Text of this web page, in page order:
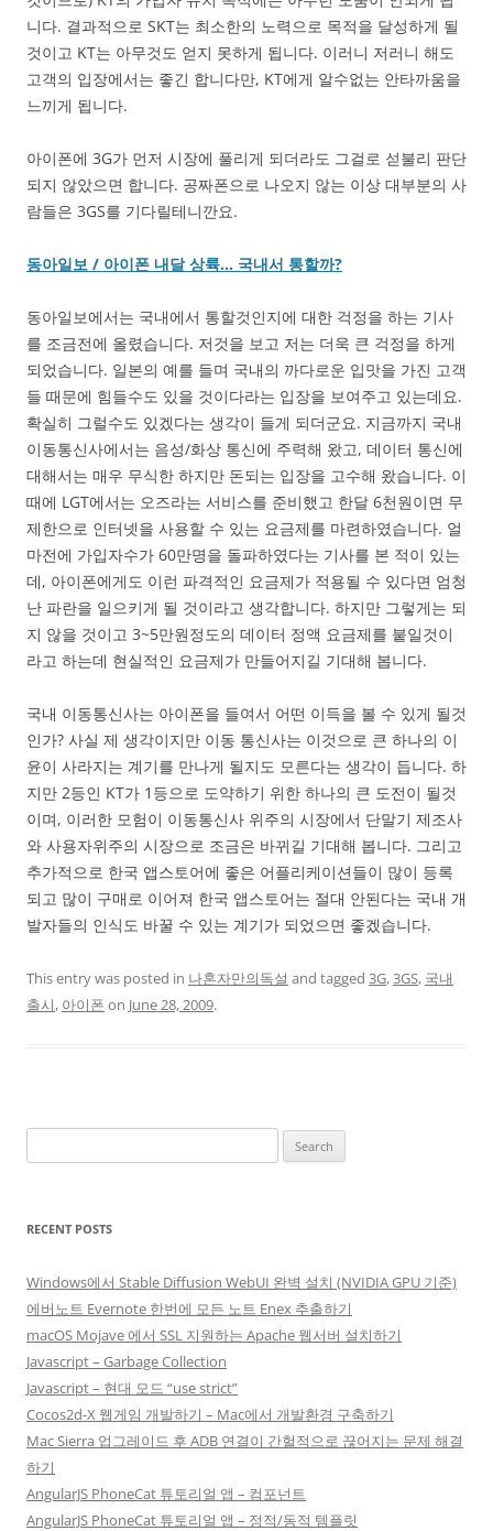
니다. 결과적으로 SKT는 최소한의 노력으로 목적을 달성하게 될
것이고 KT는 아무것도 얻지 못하게 됩니다. 이러니 저러니 해도
고객의 입장에서는 좋긴 합니다만, KT에게 알수없는 안타까움을
느끼게 됩니다.
아이폰에 3G가 먼저 시장에 풀리게 되더라도 그걸로 섣불리 판단
되지 않았으면 합니다. 공짜폰으로 나오지 않는 이상 대부분의 사
람들은 3GS를 기다릴테니깐요.
동아일보 / 아이폰 내달 상륙… 국내서 통할까?
동아일보에서는 국내에서 통할것인지에 대한 걱정을 하는 기사
를 조금전에 올렸습니다. 저것을 보고 저는 더욱 큰 걱정을 하게
되었습니다. 일본의 예를 들며 국내의 까다로운 입맛을 가진 고객
들 때문에 힘들수도 있을 것이다라는 입장을 보여주고 있는데요.
확실히 그럴수도 있겠다는 생각이 들게 되더군요. 지금까지 국내
이동통신사에서는 음성/화상 통신에 주력해 왔고, 데이터 통신에
대해서는 매우 무식한 하지만 돈되는 입장을 고수해 왔습니다. 이
때에 LGT에서는 오즈라는 서비스를 준비했고 한달 6천원이면 무
제한으로 인터넷을 사용할 수 있는 요금제를 마련하였습니다. 얼
마전에 가입자수가 60만명을 돌파하였다는 기사를 본 적이 있는
데, 아이폰에게도 이런 파격적인 요금제가 적용될 수 있다면 엄청
난 파란을 일으키게 될 것이라고 생각합니다. 하지만 그렇게는 되
지 않을 것이고 3~5만원정도의 데이터 정액 요금제를 붙일것이
라고 하는데 현실적인 요금제가 만들어지길 기대해 봅니다.
국내 이동통신사는 아이폰을 들여서 어떤 이득을 볼 수 있게 될것
인가? 사실 제 생각이지만 이동 통신사는 이것으로 큰 하나의 이
윤이 사라지는 계기를 만나게 될지도 모른다는 생각이 듭니다. 하
지만 2등인 KT가 1등으로 도약하기 위한 하나의 큰 도전이 될것
이며, 이러한 모험이 이동통신사 위주의 시장에서 단말기 제조사
와 사용자위주의 시장으로 조금은 바뀌길 기대해 봅니다. 그리고
추가적으로 한국 앱스토어에 좋은 어플리케이션들이 많이 등록
되고 많이 구매로 이어져 한국 앱스토어는 절대 안된다는 국내 개
발자들의 인식도 바꿀 수 있는 계기가 되었으면 좋겠습니다.
This entry was posted in 나혼자만의독설 and tagged 3G,3GS, 국내
출시, 아이폰 on June 28, 2009.
for:
RECENT POSTS
Windows에서 Stable Diffusion WebUI 완벽 설치 (NVIDIA GPU 기준)
에버노트 Evernote 한번에 모든 노트 Enex 추출하기
macOS Mojave 에서 SSL 지원하는 Apache 웹서버 설치하기
Javascript – Garbage Collection
Javascript – 현대 모드 “use strict”
Cocos2d-X 웹게임 개발하기 – Mac에서 개발환경 구축하기
Mac Sierra 업그레이드 후 ADB 연결이 간헐적으로 끊어지는 문제 해결
하기
AngularJS PhoneCat 튜토리얼 앱 – 컴포넌트
AngularJS PhoneCat 튜토리얼 앱 – 정적/동적 템플릿